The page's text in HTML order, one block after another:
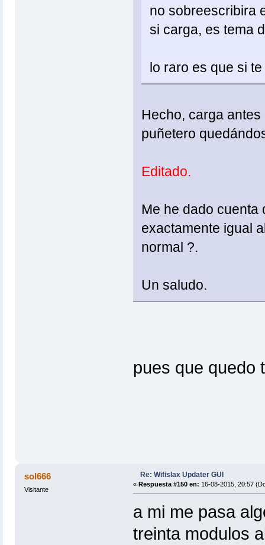
no sobreescribira
si carga, es tema
lo raro es que si
Hecho, carga
puñetero
Editado.
Me he dado cuenta
exactamente igual
normal ?.
Un saludo.
pues que
sol666
Visitante
Re: Wifislax Updater GUI
« Respuesta #150 en: 16-08-2015, 20:57
a mi me pasa
treinta modulos